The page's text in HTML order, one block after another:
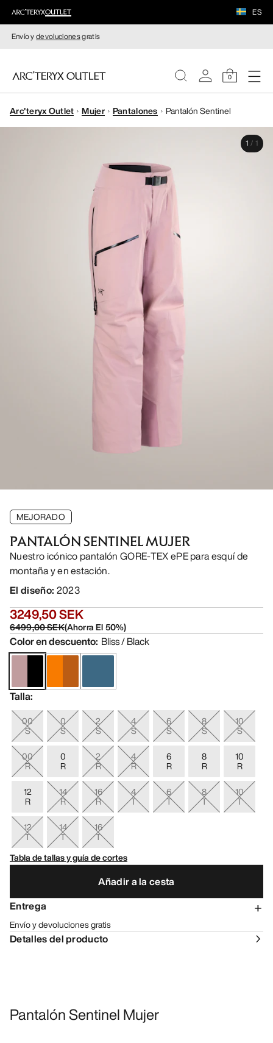
ES
Envío ydevolucionesgratis
0
MUJERE
Arc'teryx Outlet Mujer Pantalones Pantalón Sentinel
1 / 1
MEJORADO
PANTALÓN SENTINEL MUJER
Nuestro icónico pantalón GORE-TEX ePE para esquí de
montaña y en estación.
El diseño: 2023
3249,50 SEK
6499,00 SEK(Ahorra El50%)
Color en descuento: Bliss / Black
Talla:
00
S
0
S
2
S
4
S
6
S
8
S
10
S
00
R
0
R
2
R
4
R
6
R
8
R
10
R
12
R
14
R
16
R
4
T
6
T
8
T
10
T
12
T
14
T
16
T
Tabla de tallas y guía de cortes
Añadir a la cesta
Entrega
Envío y devoluciones gratis
Detalles del producto
Pantalón Sentinel Mujer